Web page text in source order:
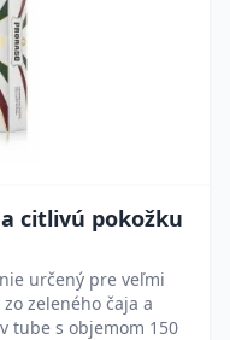
citlivú pokožku
určený pre veľmi
zeleného čaja a
tube s objemom 150